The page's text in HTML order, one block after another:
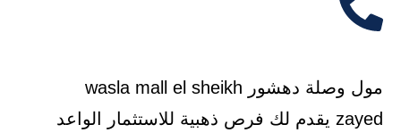
مول وصلة دهشور wasla mall el sheikh
zayed يقدم لك فرص ذهبية للاستثمار الواعد